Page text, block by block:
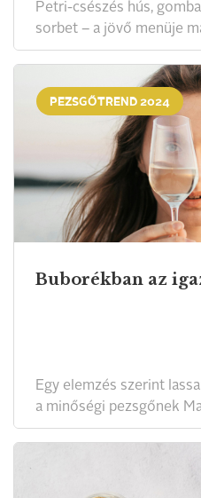
Petri-csészés hús,
sorbet – a jövő menüje
PEZSGŐTREND 2024
Buborékban az
Egy elemzés szerint
a minőségi pezsgőnek